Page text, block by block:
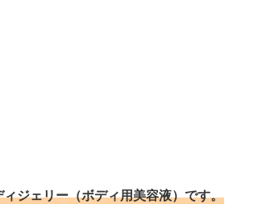
ジェリー（ボディ用美容液）です。